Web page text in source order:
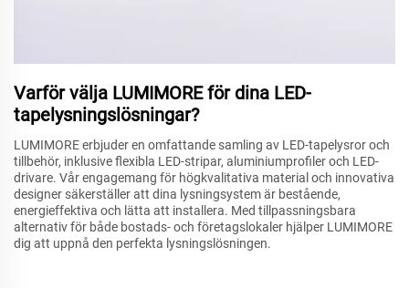
Varför välja LUMIMORE för dina LED-
tapelysningslösningar?
LUMIMORE erbjuder en omfattande samling av LED-tapelysror och
tillbehör, inklusive flexibla LED-stripar, aluminiumprofiler och LED-
drivare. Vår engagemang för högkvalitativa material och innovativa
designer säkerställer att dina lysningsystem är bestående,
energieffektiva och lätta att installera. Med tillpassningsbara
alternativ för både bostads- och företagslokaler hjälper LUMIMORE
dig att uppnå den perfekta lysningslösningen.